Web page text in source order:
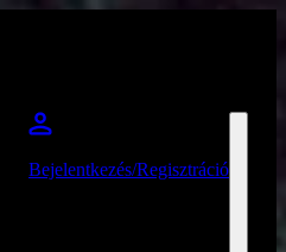
Bejelentkezés/Regisztráció